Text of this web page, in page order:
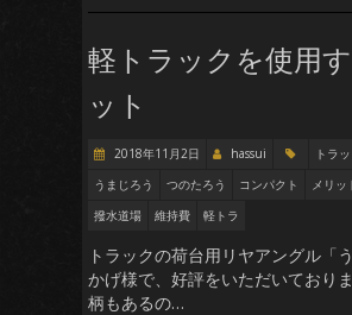
軽トラックを使用
ット
2018年11月2日 hassui
トラ
うまじろう
つのたろう コンパクト メリッ
撥水道場
維持費 軽トラ
トラックの荷台用リヤアングル「
かげ様で、好評をいただいており
柄もあるの…